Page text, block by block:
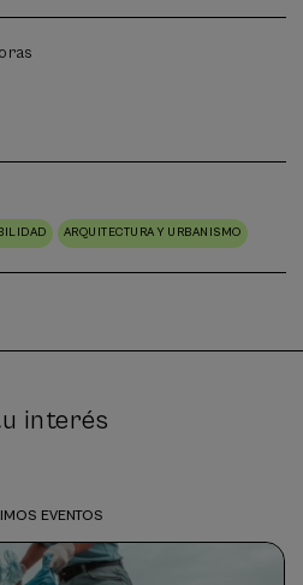
ARQUITECTURA Y URBANISMO
interés
EVENTOS